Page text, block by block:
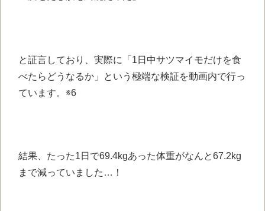
と証言しており、実際に「1日中サツマイモだけを食
べたらどうなるか」という極端な検証を動画内で行っ
ています。※6
結果、たった1日で69.4kgあった体重がなんと67.2kg
まで減っていました…！